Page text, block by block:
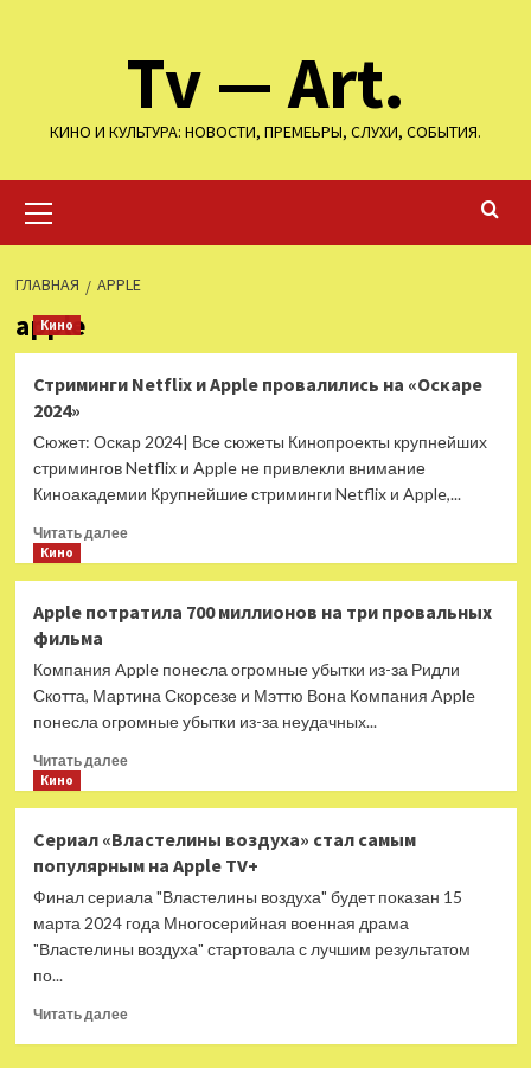
Tv — Art.
КИНО И КУЛЬТУРА: НОВОСТИ, ПРЕМЕЬРЫ, СЛУХИ, СОБЫТИЯ.
меню
ГЛАВНАЯ APPLE
apple
Кино
Стриминги Netflix и Apple провалились на «Оскаре
2024»
Сюжет: Оскар 2024| Все сюжеты Кинопроекты крупнейших
стримингов Netflix и Apple не привлекли внимание
Киноакадемии Крупнейшие стриминги Netflix и Apple,...
Читать далееПрочитать
Netflix
Apple
провалились
«Оскаре
2024»
Кино
Apple потратила 700 миллионов на три провальных
фильма
Компания Apple понесла огромные убытки из-за Ридли
Скотта, Мартина Скорсезе и Мэттю Вона Компания Apple
понесла огромные убытки из-за неудачных...
Читать далееПрочитать
потратила
700
миллионов
три
провальных
Кино
Сериал «Властелины воздуха» стал самым
популярным на Apple TV+
Финал сериала "Властелины воздуха" будет показан 15
марта 2024 года Многосерийная военная драма
"Властелины воздуха" стартовала с лучшим результатом
по...
Читать далееПрочитать